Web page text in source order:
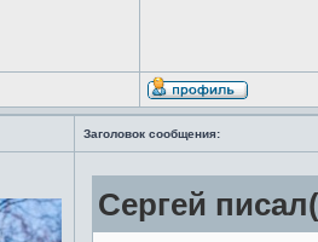
Заголовок сообщения:
Сергей